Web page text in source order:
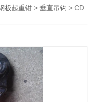
板起重钳 >垂直吊钩 > CD